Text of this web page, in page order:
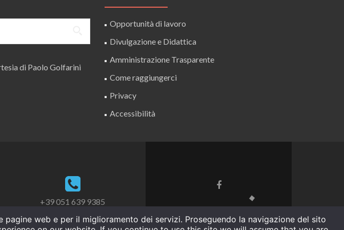
di Paolo Golfarini
Opportunità di lavoro
Divulgazione e Didattica
Amministrazione Trasparente
Come raggiungerci
Privacy
Accessibilità
+39 051 639 9385
web e per il miglioramento dei servizi. Proseguendo la navigazione del sito